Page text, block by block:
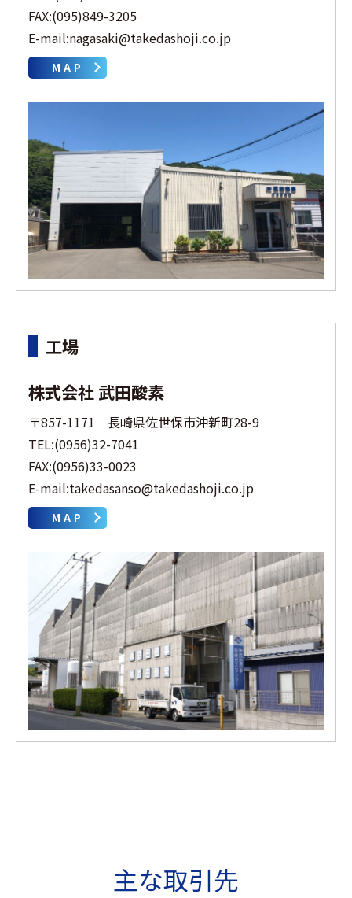
FAX:(095)849-3205
E-mail:nagasaki@takedashoji.co.jp
MAP
工場
株式会社 武田酸素
〒857-1171 長崎県佐世保市沖新町28-9
TEL:(0956)32-7041
FAX:(0956)33-0023
E-mail:takedasanso@takedashoji.co.jp
MAP
主な取引先